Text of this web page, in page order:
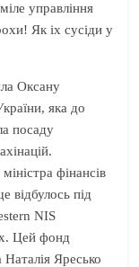
управління
Як іх сусіди у
Оксану
яка до
посаду
фінансів
відбулось під
NIS
Цей фонд
Яресько